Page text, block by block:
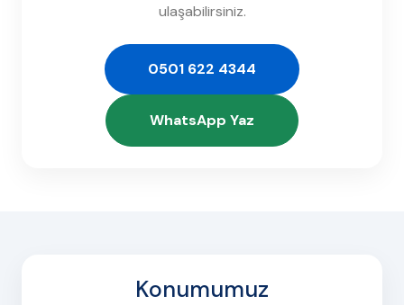
ulaşabilirsiniz.
0501 622 4344
WhatsApp Yaz
Konumumuz